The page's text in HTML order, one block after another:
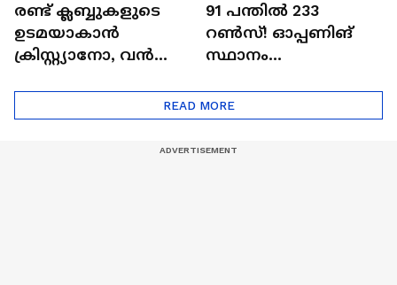
രണ്ട്‌ ക്ലബ്ബുകളുടെ
ഉടമയാകാന്‍
ക്രിസ്റ്റ്യാനോ, വന്‍
പദ്ധതികള്‍ | Cristiano
Ronaldo
91 പന്തില്‍ 233
റണ്‍സ്! ഓപ്പണിങ്
സ്ഥാനം
അഭിഷേക് ശർമ? |
Abhishek Sharma
READ MORE